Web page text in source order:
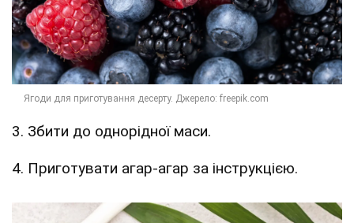
3. Збити до однорідної маси.
4. Приготувати агар-агар за інструкцією.